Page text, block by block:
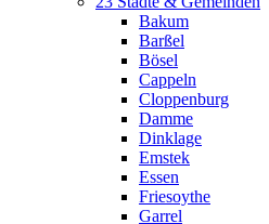
Bakum
Barßel
Bösel
Cappeln
Cloppenburg
Damme
Dinklage
Emstek
Essen
Friesoythe
Garrel